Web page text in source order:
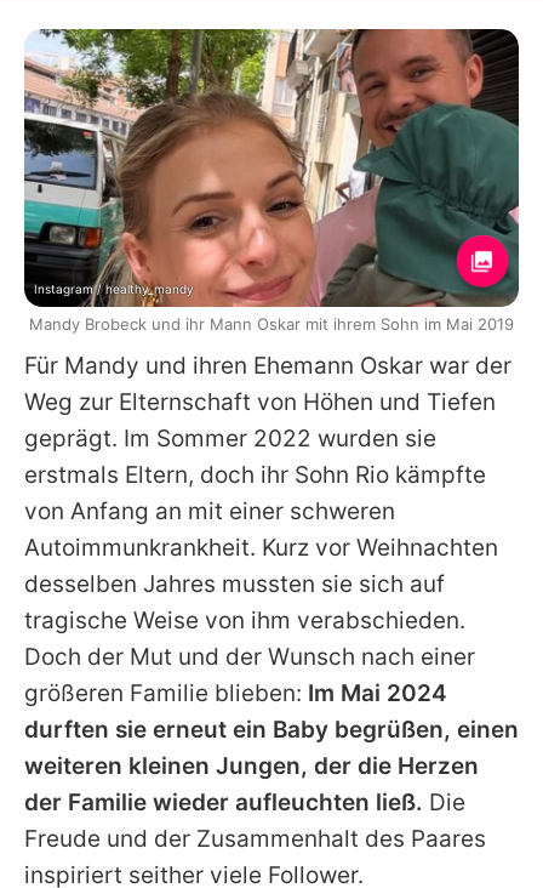
Für Mandy und ihren Ehemann Oskar war der
Weg zur Elternschaft von Höhen und Tiefen
geprägt. Im Sommer 2022 wurden sie
erstmals Eltern, doch ihr Sohn Rio kämpfte
von Anfang an mit einer schweren
Autoimmunkrankheit. Kurz vor Weihnachten
desselben Jahres mussten sie sich auf
tragische Weise von ihm verabschieden.
Doch der Mut und der Wunsch nach einer
größeren Familie blieben: Im Mai 2024
durften sie erneut ein Baby begrüßen, einen
weiteren kleinen Jungen, der die Herzen
der Familie wieder aufleuchten ließ. Die
Freude und der Zusammenhalt des Paares
inspiriert seither viele Follower.
Instagram / healthy_mandy
Mandy Brobeck und ihr Mann Oskar mit ihrem Sohn im Mai 2019